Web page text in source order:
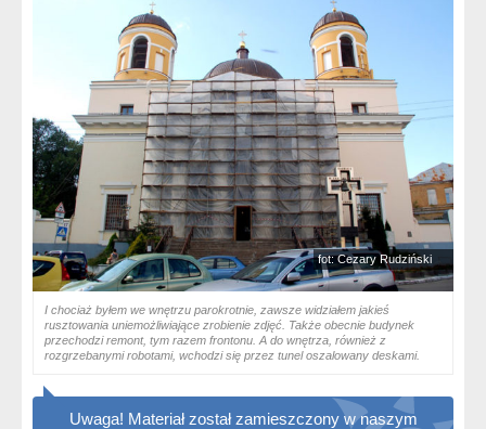
fot: Cezary Rudziński
I chociaż byłem we wnętrzu parokrotnie, zawsze widziałem jakieś
rusztowania uniemożliwiające zrobienie zdjęć. Także obecnie budynek
przechodzi remont, tym razem frontonu. A do wnętrza, również z
rozgrzebanymi robotami, wchodzi się przez tunel oszalowany deskami.
Uwaga! Materiał został zamieszczony w naszym